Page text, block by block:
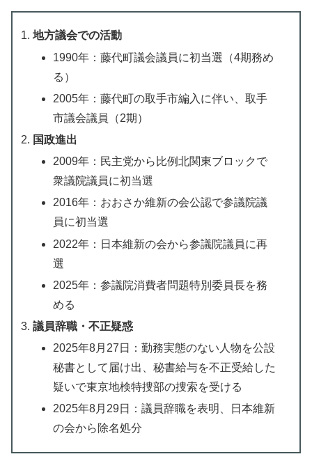
地方議会での活動
1990年：藤代町議会議員に初当選（4期務め
る）
2005年：藤代町の取手市編入に伴い、取手
市議会議員（2期）
国政進出
2009年：民主党から比例北関東ブロックで
衆議院議員に初当選
2016年：おおさか維新の会公認で参議院議
員に初当選
2022年：日本維新の会から参議院議員に再
選
2025年：参議院消費者問題特別委員長を務
める
議員辞職・不正疑惑
2025年8月27日：勤務実態のない人物を公設
秘書として届け出、秘書給与を不正受給した
疑いで東京地検特捜部の捜索を受ける
2025年8月29日：議員辞職を表明、日本維新
の会から除名処分